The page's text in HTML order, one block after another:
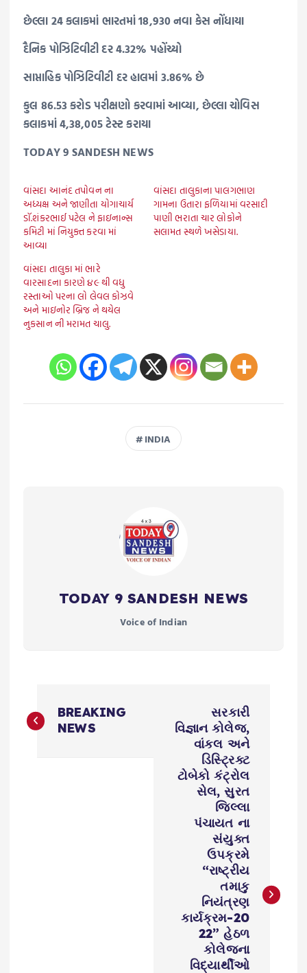
છેલ્લા 24 કલાકમાં ભારતમાં 18,930 નવા કેસ નોંધાયા
દૈનિક પોઝિટિવીટી દર 4.32% પહોંચ્યો
સાપ્તાહિક પોઝિટિવીટી દર હાલમાં 3.86% છે
કુલ 86.53 કરોડ પરીક્ષણો કરવામાં આવ્યા, છેલ્લા ચોવિસ
કલાકમાં 4,38,005 ટેસ્ટ કરાયા
TODAY 9 SANDESH NEWS
વાંસદા આનંદ તપોવન ના
અધ્યક્ષ અને જાણીતા યોગાચાર્ય
ડૉ.શંકરભાઈ પટેલ ને ફાઇનાન્સ
કમિટી માં નિયુક્ત કરવા માં
આવ્યા
વાંસદા તાલુકાના પાલગભાણ
ગામના ઉતારા ફળિયામાં વરસાદી
પાણી ભરાતા ચાર લોકોને
સલામત સ્થળે ખસેડાયા.
વાંસદા તાલુકા માં ભારે
વારસાદના કારણે ૪૯ થી વધુ
રસ્તાઓ પરના લો લેવલ કોઝવે
અને માઇનોર બ્રિજ ને થયેલ
નુકસાન ની મરામત ચાલુ.
INDIA
TODAY 9 SANDESH NEWS
Voice of Indian
o
BREAKING
NEWS
સરકારી
વિજ્ઞાન કોલેજ,
વાંકલ અને
ડિસ્ટ્રિક્ટ
ટોબેકો કંટ્રોલ
સેલ, સુરત
જિલ્લા
પંચાયત ના
સંયુક્ત
ઉપક્રમે
“રાષ્ટ્રીય
તમાકુ
નિયંત્રણ
કાર્યક્રમ-20
22” હેઠળ
કોલેજના
વિદ્યાર્થીઓ